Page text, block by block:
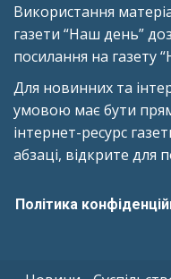
Використання
газети “Наш день”
посилання на газету
Для новинних та
умовою має бути
інтернет-ресурс
абзаці, відкрите для
Політика